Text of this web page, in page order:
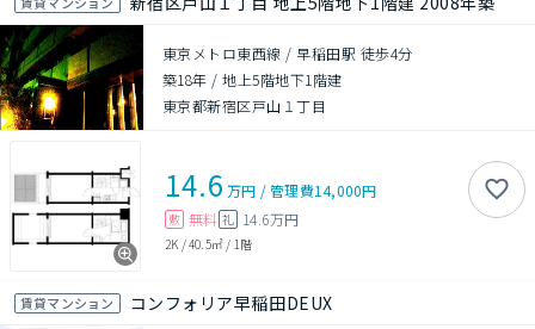
東京メトロ東西線 / 早稲田駅 徒歩4分
築18年 /地上5階地下1階建
東京都新宿区戸山１丁目
14.6 万円 /管理費14,000円
敷 無料 礼 14.6万円
2K /40.5㎡ / 1階
賃貸マンション コンフォリア早稲田DEUX